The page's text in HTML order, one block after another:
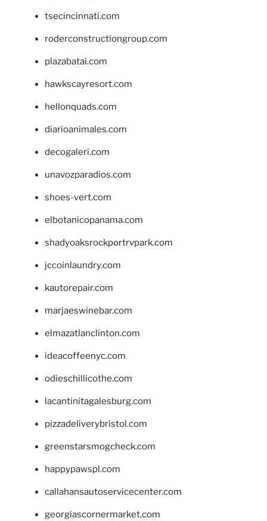
tsecincinnati.com
roderconstructiongroup.com
plazabatai.com
hawkscayresort.com
hellonquads.com
diarioanimales.com
decogaleri.com
unavozparadios.com
shoes-vert.com
elbotanicopanama.com
shadyoaksrockportrvpark.com
jccoinlaundry.com
kautorepair.com
marjaeswinebar.com
elmazatlanclinton.com
ideacoffeenyc.com
odieschillicothe.com
lacantinitagalesburg.com
pizzadeliverybristol.com
greenstarsmogcheck.com
happypawspl.com
callahansautoservicecenter.com
georgiascornermarket.com